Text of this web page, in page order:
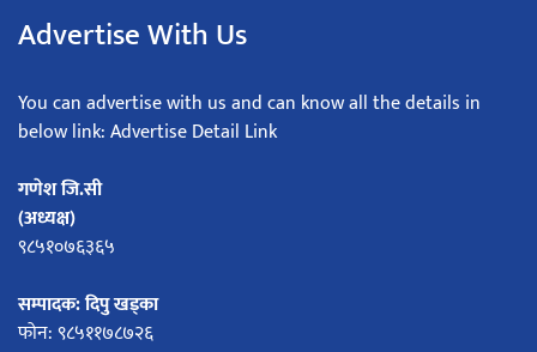
Advertise With Us
You can advertise with us and can know all the details in
below link: Advertise Detail Link
गणेश जि.सी
(अध्यक्ष)
९८५१०७६३६५
सम्पादक: दिपु खड्का
फोन: ९८५११७८७२६